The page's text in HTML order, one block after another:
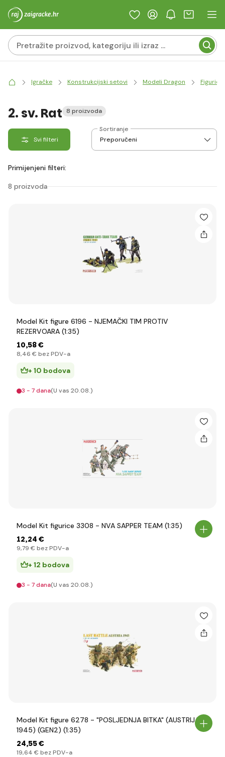
Igračke Konstrukcijski setovi Modeli Dragon Figurice
2. sv. Rat 8 proizvoda
Svi filteri
Sortiranje
Primijenjeni filteri:
8 proizvoda
Model Kit figure 6196 - NJEMAČKI TIM PROTIV
REZERVOARA (1:35)
10,58 €
8,46 € bez PDV-a
+ 10 bodova
3 - 7 dana(U vas 20.08.)
Model Kit figurice 3308 - NVA SAPPER TEAM (1:35)
12,24 €
9,79 € bez PDV-a
+ 12 bodova
3 - 7 dana(U vas 20.08.)
Model Kit figure 6278 - "POSLJEDNJA BITKA" (AUSTRIJA
1945) (GEN2) (1:35)
24,55 €
19,64 € bez PDV-a